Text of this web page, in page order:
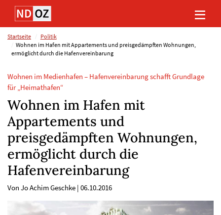
Direkt
Inhalt
(Eingabetaste)
Direkt
Hauptmenu
(Eingabetaste)
Direkt
Suche
(Eingabetaste)
Direkt
Footer
(Eingabetaste)
Startseite
Politik
Wohnen im Hafen mit Appartements und preisgedämpften Wohnungen,
ermöglicht durch die Hafenvereinbarung
Wohnen im Medienhafen – Hafenvereinbarung schafft Grundlage
für „Heimathafen“
Wohnen im Hafen mit
Appartements und
preisgedämpften Wohnungen,
ermöglicht durch die
Hafenvereinbarung
Von Jo Achim Geschke | 06.10.2016